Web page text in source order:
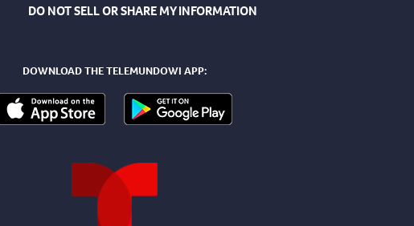
DO NOT SELL OR SHARE MY INFORMATION
DOWNLOAD THE TELEMUNDOWI APP: